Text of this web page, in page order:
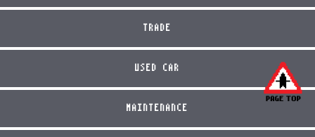
TRADE
USED CAR
MAINTENANCE